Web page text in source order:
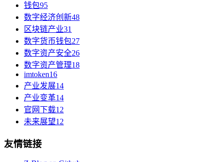
钱包95
数字经济创新48
区块链产业31
数字货币钱包27
数字资产安全26
数字资产管理18
imtoken16
产业发展14
产业变革14
官网下载12
未来展望12
友情链接